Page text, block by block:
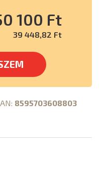
100 Ft
39 448,82 Ft
8595703608803